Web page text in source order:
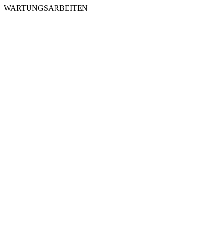
WARTUNGSARBEITEN